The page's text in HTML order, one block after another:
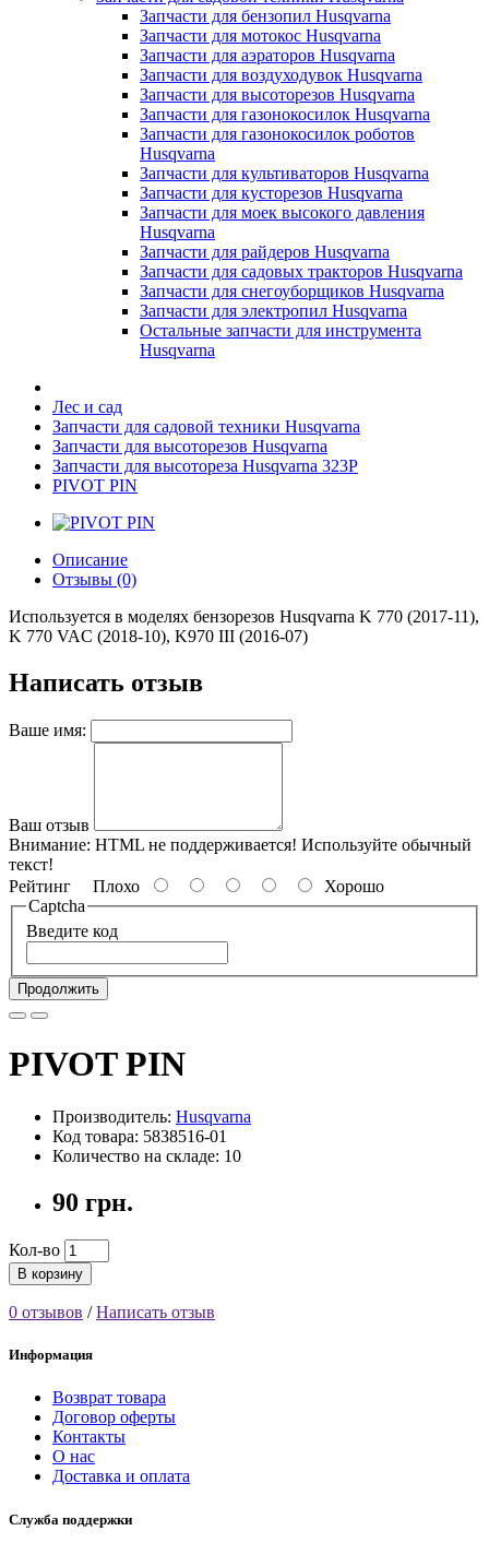
Запчасти для бензопил Husqvarna
Запчасти для мотокос Husqvarna
Запчасти для аэраторов Husqvarna
Запчасти для воздуходувок Husqvarna
Запчасти для высоторезов Husqvarna
Запчасти для газонокосилок Husqvarna
Запчасти для газонокосилок роботов
Husqvarna
Запчасти для культиваторов Husqvarna
Запчасти для кусторезов Husqvarna
Запчасти для моек высокого давления
Husqvarna
Запчасти для райдеров Husqvarna
Запчасти для садовых тракторов Husqvarna
Запчасти для снегоуборщиков Husqvarna
Запчасти для электропил Husqvarna
Остальные запчасти для инструмента
Husqvarna
Лес и сад
Запчасти для садовой техники Husqvarna
Запчасти для высоторезов Husqvarna
Запчасти для высотореза Husqvarna 323P
PIVOT PIN
Описание
Отзывы (0)
Используется в моделях бензорезов Husqvarna K 770 (2017-11),
K 770 VAC (2018-10), K970 III (2016-07)
Написать отзыв
Ваше имя:
Ваш отзыв
Внимание: HTML не поддерживается! Используйте обычный
текст!
Рейтинг Плохо
Хорошо
Captcha
Введите код
Продолжить
PIVOT PIN
Производитель: Husqvarna
Код товара: 5838516-01
Количество на складе: 10
90 грн.
Кол-во
В корзину
0 отзывов /Написать отзыв
Информация
Возврат товара
Договор оферты
Контакты
О нас
Доставка и оплата
Служба поддержки